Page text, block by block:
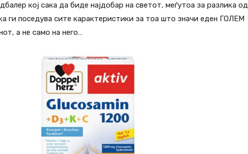
кој сака да биде најдобар на светот, меѓутоа за разлика од
ги поседува сите карактеристики за тоа што значи еден ГОЛЕМ
а не само на него…